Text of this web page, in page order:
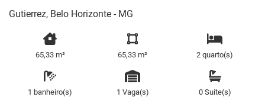
Gutierrez, Belo Horizonte - MG
65,33 m² 65,33 m² 2 quarto(s)
1 banheiro(s) 1 Vaga(s) 0 Suíte(s)